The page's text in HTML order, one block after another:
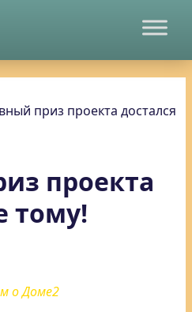
приз проекта достался
проекта
тому!
о Доме2